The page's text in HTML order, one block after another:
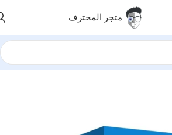
متجر المحترف
/معالجات/معالجات Intel